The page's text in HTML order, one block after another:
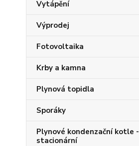
Vytápění
Výprodej
Fotovoltaika
Krby a kamna
Plynová topidla
Sporáky
Plynové kondenzační kotle -
stacionární